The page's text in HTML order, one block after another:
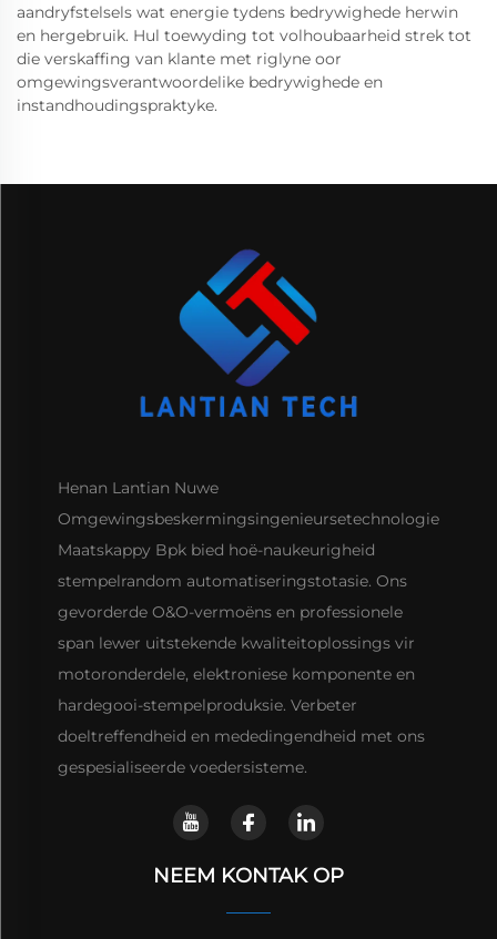
aandryfstelsels wat energie tydens bedrywighede herwin
en hergebruik. Hul toewyding tot volhoubaarheid strek tot
die verskaffing van klante met riglyne oor
omgewingsverantwoordelike bedrywighede en
instandhoudingspraktyke.
Henan Lantian Nuwe
Omgewingsbeskermingsingenieursetechnologie
Maatskappy Bpk bied hoë-naukeurigheid
stempelrandom automatiseringstotasie. Ons
gevorderde O&O-vermoëns en professionele
span lewer uitstekende kwaliteitoplossings vir
motoronderdele, elektroniese komponente en
hardegooi-stempelproduksie. Verbeter
doeltreffendheid en mededingendheid met ons
gespesialiseerde voedersisteme.
NEEM KONTAK OP